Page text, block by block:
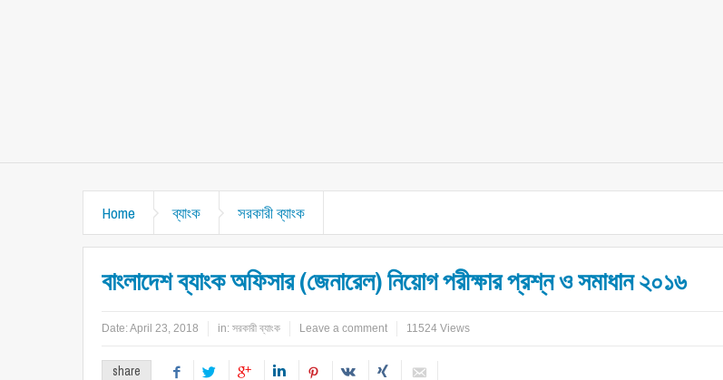
Home ব্যাংক সরকারী ব্যাংক
বাংলাদেশ ব্যাংক অফিসার (জেনারেল) নিয়োগ পরীক্ষার প্রশ্ন ও সমাধান ২০১৬
Date:April 23, 2018 in: সরকারী ব্যাংক Leave a comment 11524 Views
share